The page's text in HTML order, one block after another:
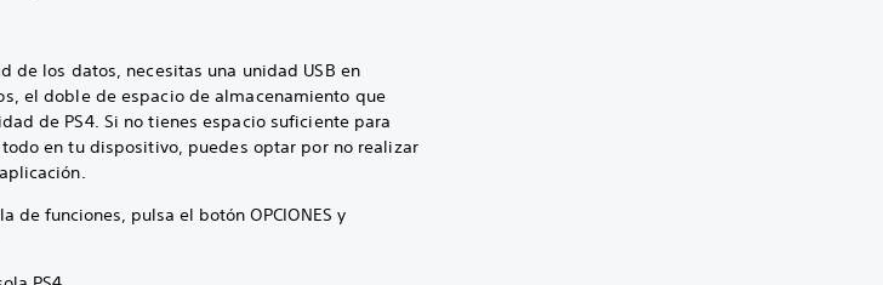
de los datos, necesitas una unidad USB en
el doble de espacio de almacenamiento que
de PS4. Si no tienes espacio suficiente para
en tu dispositivo, puedes optar por no realizar
de funciones, pulsa el botón OPCIONES y